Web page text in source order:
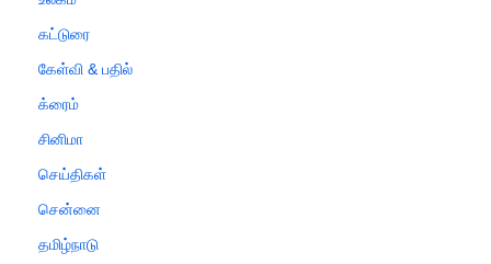
கட்டுரை
கேள்வி & பதில்
க்ரைம்
சினிமா
செய்திகள்
சென்னை
தமிழ்நாடு